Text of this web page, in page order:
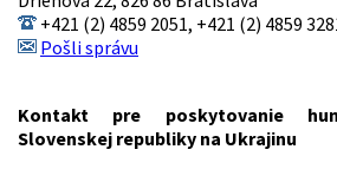
+421 (2) 4859 2051, +421 (2) 4859
Pošli správu
Kontakt pre poskytovanie
Slovenskej republiky na Ukrajinu